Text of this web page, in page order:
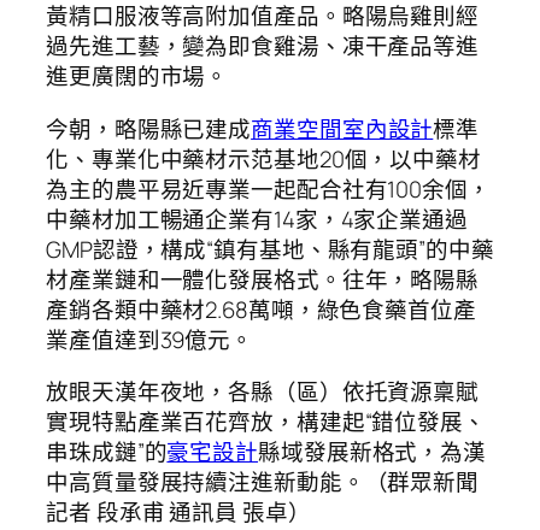
黃精口服液等高附加值產品。略陽烏雞則經
過先進工藝，變為即食雞湯、凍干產品等進
進更廣闊的市場。
今朝，略陽縣已建成商業空間室內設計標準
化、專業化中藥材示范基地20個，以中藥材
為主的農平易近專業一起配合社有100余個，
中藥材加工暢通企業有14家，4家企業通過
GMP認證，構成“鎮有基地、縣有龍頭”的中藥
材產業鏈和一體化發展格式。往年，略陽縣
產銷各類中藥材2.68萬噸，綠色食藥首位產
業產值達到39億元。
放眼天漢年夜地，各縣（區）依托資源稟賦
實現特點產業百花齊放，構建起“錯位發展、
串珠成鏈”的豪宅設計縣域發展新格式，為漢
中高質量發展持續注進新動能。（群眾新聞
記者 段承甫 通訊員 張卓）